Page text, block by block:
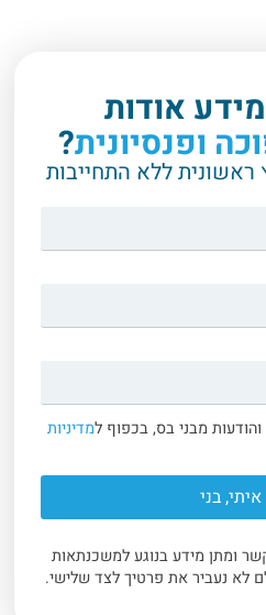
אודות
ופנסיונית?
ראשונית ללא התחייבות
מבני בס, בכפוף למדיניות
בני
ומתן מידע בנוגע למשכנתאות
לא נעביר את פרטיך לצד שלישי.